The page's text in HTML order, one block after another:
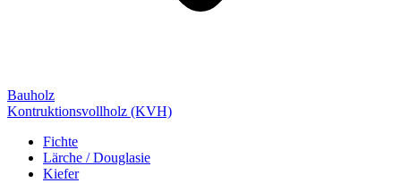
Bauholz
Kontruktionsvollholz (KVH)
Fichte
Lärche / Douglasie
Kiefer